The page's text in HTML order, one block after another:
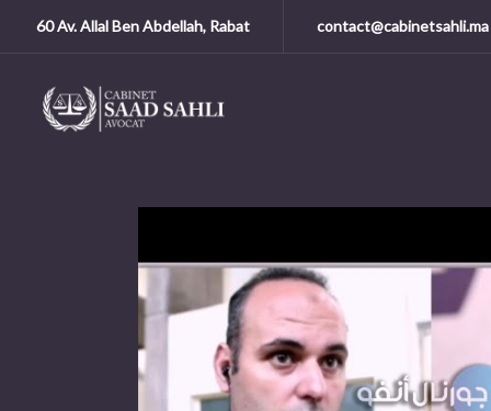
60 Av. Allal Ben Abdellah, Rabat contact@cabinetsahli.ma